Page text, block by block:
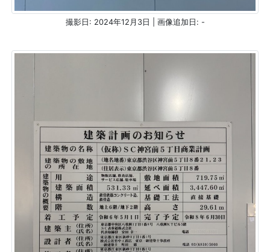
撮影日: 2024年12月3日 | 画像追加日: -